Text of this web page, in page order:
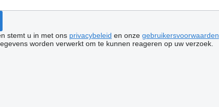
stemt u in met ons privacybeleid en onze gebruikersvoorwaarden
worden verwerkt om te kunnen reageren op uw verzoek.